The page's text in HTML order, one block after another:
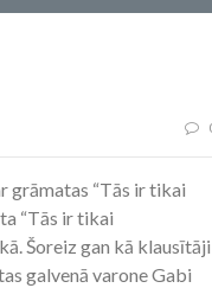
grāmatas “Tās ir tikai
“Tās ir tikai
Šoreiz gan kā
galvenā varone Gabi